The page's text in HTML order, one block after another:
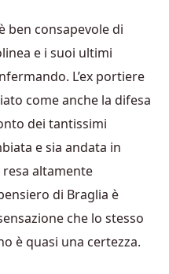
è ben consapevole di
e i suoi ultimi
L’ex portiere
come anche la difesa
dei tantissimi
e sia andata in
resa altamente
di Braglia è
che lo stesso
è quasi una certezza.